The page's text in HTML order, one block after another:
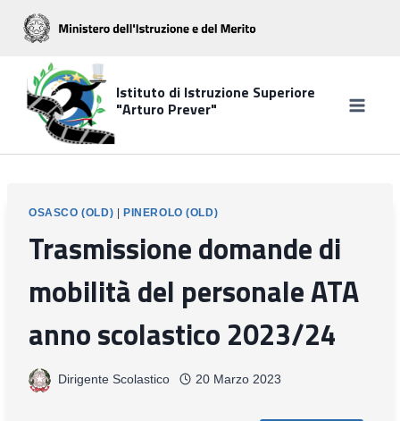
Salta
contenuto
Istituto di Istruzione Superiore
"Arturo Prever"
OSASCO (OLD) PINEROLO (OLD)
Trasmissione domande di
mobilità del personale ATA
anno scolastico 2023/24
Dirigente Scolastico 20 Marzo 2023